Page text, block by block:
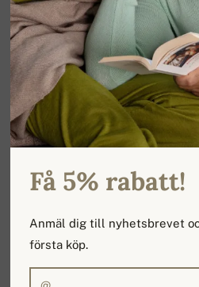
Få 5% rabatt!
Anmäl dig till nyhetsbrevet
första köp.